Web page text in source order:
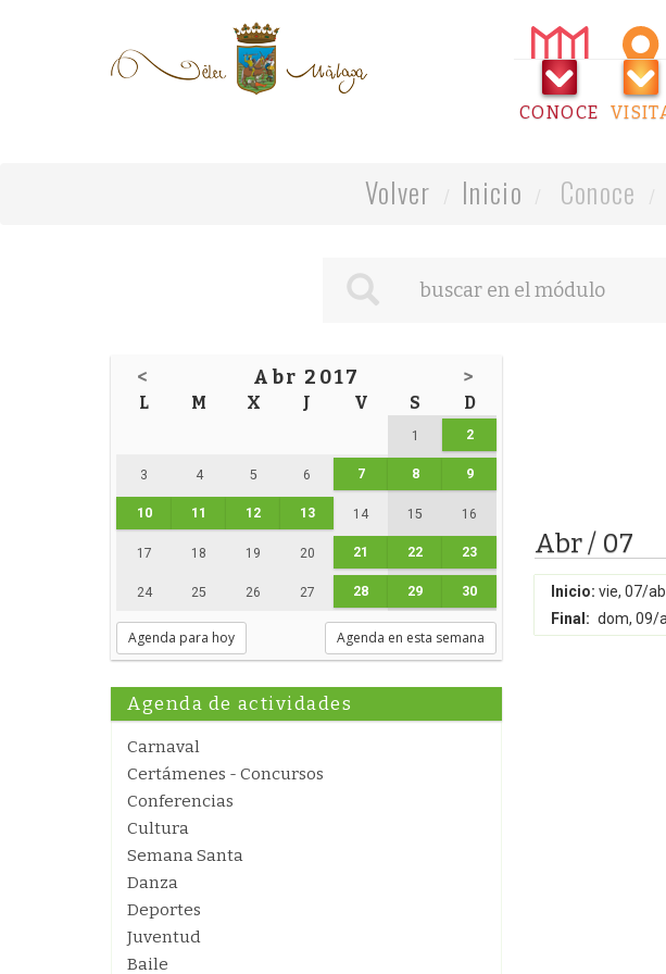
CONOCE
Volver Inicio Conoce
< Abr 2017 >
L M X J V S D
1 2
3 4 5 6 7 8 9
10 11 12 13 14 15 16
17 18 19 20 21 22 23
24 25 26 27 28 29 30
Agenda para hoy Agenda en esta semana
Agenda de actividades
Carnaval
Certámenes - Concursos
Conferencias
Cultura
Semana Santa
Danza
Deportes
Juventud
Baile
Abr / 07
Inicio: vie, 07/
Final: dom, 09/